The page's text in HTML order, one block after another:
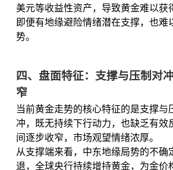
美元等收益性资产，导致黄金难以获
即便有地缘避险情绪潜在支撑，也难
势。
四、盘面特征：支撑与压制对
窄
当前黄金走势的核心特征的是支撑与
冲，既无持续下行动力，也缺乏有效
间逐步收窄，市场观望情绪浓厚。
从支撑端来看，中东地缘局势的不确
退，全球央行持续增持黄金，为金价